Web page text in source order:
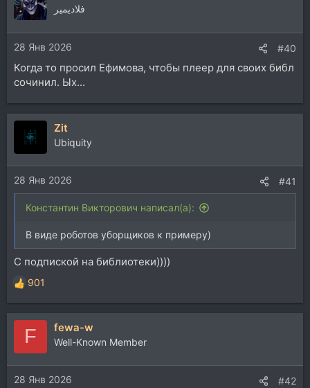
ц
и
и
:
فلاديمير
28 Янв 2026 #40
Когда то просил Ефимова, чтобы плеер для своих библ
сочинил. Ых...
Zit
Ubiquity
28 Янв 2026 #41
Константин Викторович написал(а):
В виде роботов уборщиков к примеру)
С подпиской на библиотеки))))
Р
е
а
и
и
:
901
F fewa-w
Well-Known Member
28 Янв 2026 #42